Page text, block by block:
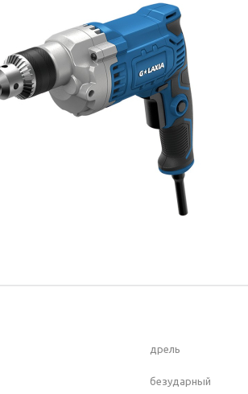
дрель
безударный